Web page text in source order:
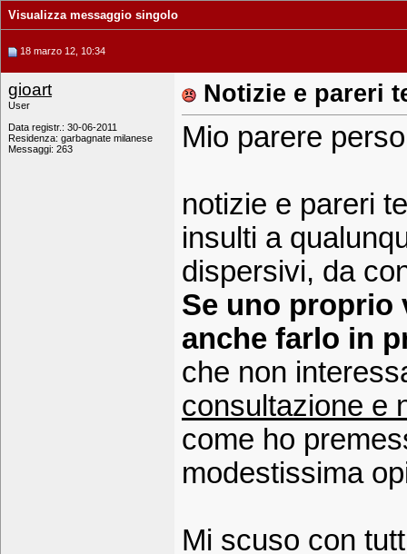
Visualizza messaggio singolo
18 marzo 12, 10:34
gioart
User
Data registr.: 30-06-2011
Residenza: garbagnate milanese
Messaggi: 263
Notizie e pareri
Mio parere
notizie e pareri
insulti a
dispersivi, da
Se uno proprio
anche farlo in
che non
consultazione e
come ho
modestissima
Mi scuso con